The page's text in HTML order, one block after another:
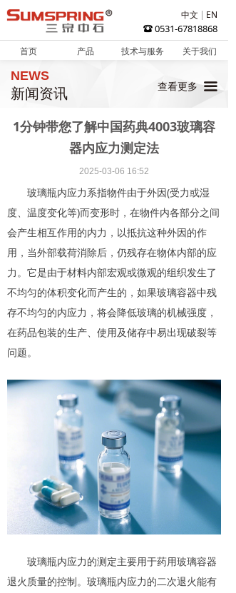
뀰 0531-67818868
中文 EN
首页 产品 技术与服务 关于我们
玻璃瓶内应力系指物件由于外因(受力或湿
度、温度变化等)而变形时，在物件内各部分之间
会产生相互作用的内力，以抵抗这种外因的作
用，当外部载荷消除后，仍残存在物体内部的应
力。它是由于材料内部宏观或微观的组织发生了
不均匀的体积变化而产生的，如果玻璃容器中残
存不均匀的内应力，将会降低玻璃的机械强度，
在药品包装的生产、使用及储存中易出现破裂等
问题。
玻璃瓶内应力的测定主要用于药用玻璃容器
退火质量的控制。玻璃瓶内应力的二次退火能有
1分钟带您了解中国药典4003玻璃容
器内应力测定法
2025-03-06 16:52
NEWS
新闻资讯 끀
查看更多